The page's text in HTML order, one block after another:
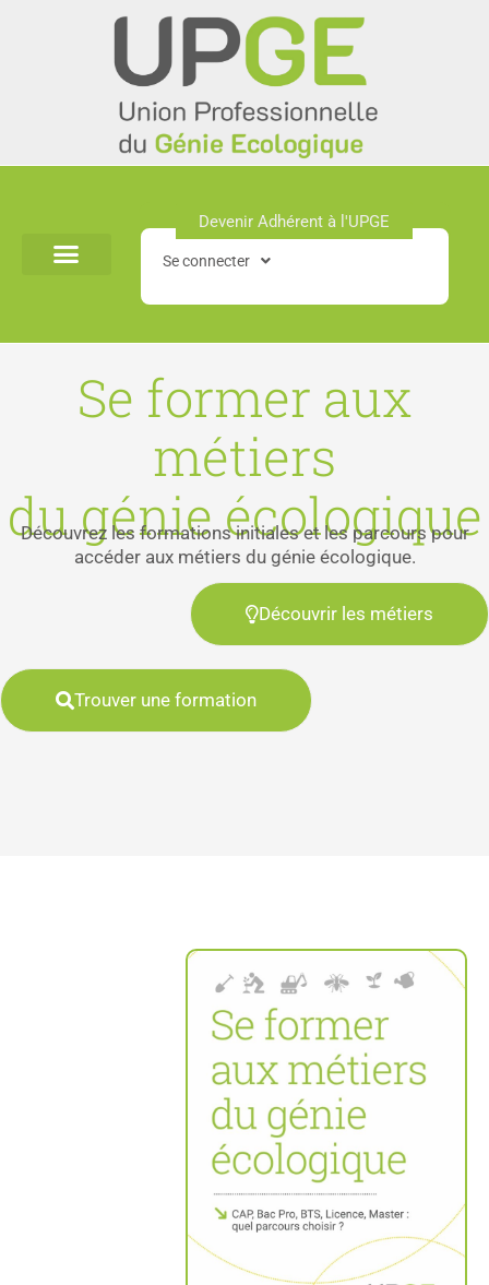
Devenir Adhérent à l'UPGE​
Se connecter
Se former aux
métiers
du génie écologique
Découvrez les formations initiales et les parcours pour
accéder aux métiers du génie écologique.
Découvrir les métiers
Trouver une formation